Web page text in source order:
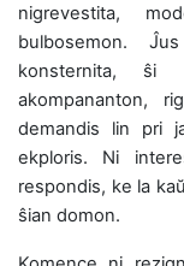
nigrevestita,
bulbosemon.
konsternita, ŝi
akompananton,
demandis lin pri
ekploris. Ni
respondis, ke la
ŝian domon.